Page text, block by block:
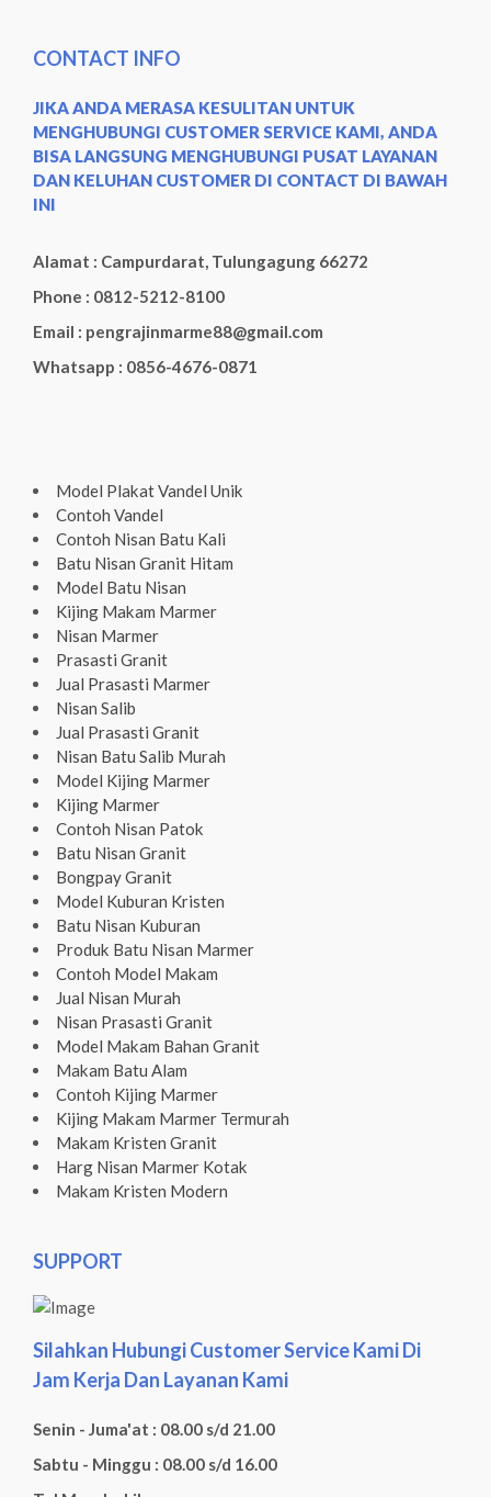
CONTACT INFO
JIKA ANDA MERASA KESULITAN UNTUK
MENGHUBUNGI CUSTOMER SERVICE KAMI, ANDA
BISA LANGSUNG MENGHUBUNGI PUSAT LAYANAN
DAN KELUHAN CUSTOMER DI CONTACT DI BAWAH
INI
Alamat : Campurdarat, Tulungagung 66272
Phone : 0812-5212-8100
Email : pengrajinmarme88@gmail.com
Whatsapp : 0856-4676-0871
Model Plakat Vandel Unik
Contoh Vandel
Contoh Nisan Batu Kali
Batu Nisan Granit Hitam
Model Batu Nisan
Kijing Makam Marmer
Nisan Marmer
Prasasti Granit
Jual Prasasti Marmer
Nisan Salib
Jual Prasasti Granit
Nisan Batu Salib Murah
Model Kijing Marmer
Kijing Marmer
Contoh Nisan Patok
Batu Nisan Granit
Bongpay Granit
Model Kuburan Kristen
Batu Nisan Kuburan
Produk Batu Nisan Marmer
Contoh Model Makam
Jual Nisan Murah
Nisan Prasasti Granit
Model Makam Bahan Granit
Makam Batu Alam
Contoh Kijing Marmer
Kijing Makam Marmer Termurah
Makam Kristen Granit
Harg Nisan Marmer Kotak
Makam Kristen Modern
SUPPORT
Silahkan Hubungi Customer Service Kami Di
Jam Kerja Dan Layanan Kami
Senin - Juma'at : 08.00 s/d 21.00
Sabtu - Minggu : 08.00 s/d 16.00